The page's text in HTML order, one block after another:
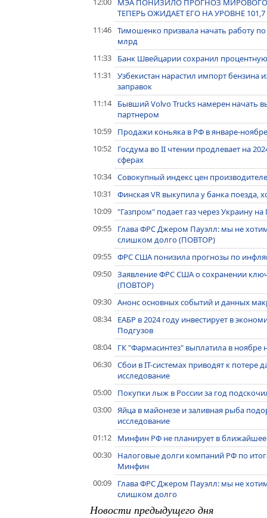
МЭА ПОНИЗИЛО ПРОГНОЗ МИРОВОГО
ТЕПЕРЬ ОЖИДАЕТ ЕГО НА УРОВНЕ
11:46 Тимошенко призвала начать работу
млрд
11:33
Банк Швейцарии сохранил процентную
11:31
Узбекистан нарастил импорт бензина
заправок
11:14
Бывший Volvo Trucks намерен начать
партнером
10:59
Продажи коньяка в РФ в январе-
10:52
Госдума во II чтении продлевает на
сферах
10:34 Совокупный индекс цен
10:31
Финская VR выкупила у банка
10:09 "Газпром" подает газ через Украину
09:55
Глава ФРС Джером Пауэлл: мы не
слишком долго (ПОВТОР)
09:55 ФРС США понизила прогнозы по
09:50 Заявление ФРС США о сохранении
(ПОВТОР)
09:30 Анонс основных событий и данных
08:34
ЕАБР в 2024 году инвестирует в
Подгузов
08:04
ГК "Фармасинтез" выплатила в ноябре
06:30 Сбои в IT-системах приводят к потере
исследование
05:00
Покупки лыж в России за год
03:00 Яйца в майонезе и заливная рыба
исследование
01:12
Минфин РФ не планирует в
00:30
Налоговые долги компаний РФ по
Минфин
00:09
Глава ФРС Джером Пауэлл: мы не
слишком долго
Новости предыдущего дня